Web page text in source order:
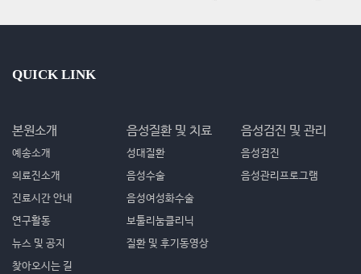
QUICK LINK
본원소개
예송소개
의료진소개
진료시간 안내
연구활동
뉴스 및 공지
찾아오시는 길
음성질환 및 치료
성대질환
음성수술
음성여성화수술
보툴리눔클리닉
질환 및 후기동영상
음성검진 및 관리
음성검진
음성관리프로그램